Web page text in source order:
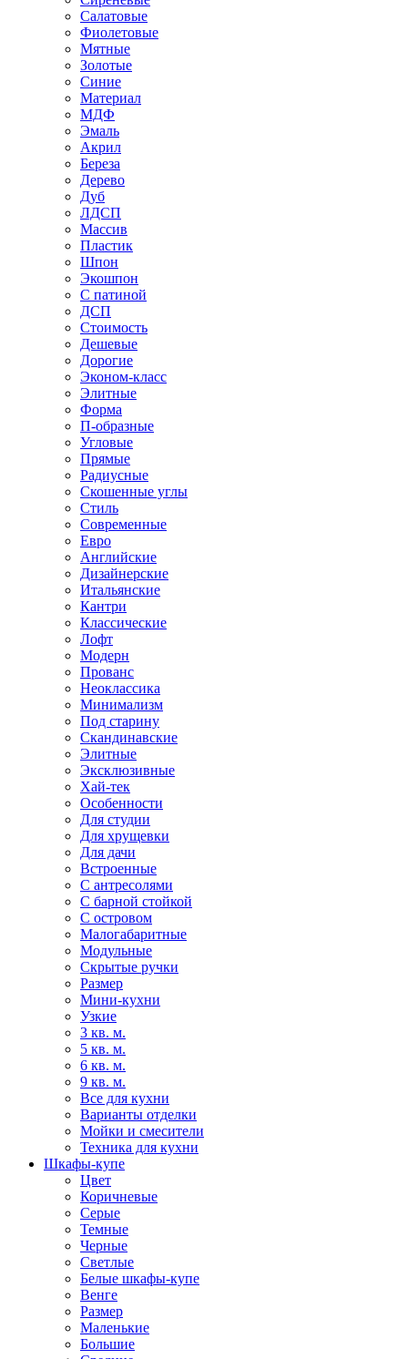
Салатовые
Фиолетовые
Мятные
Золотые
Синие
Материал
МДФ
Эмаль
Акрил
Береза
Дерево
Дуб
ЛДСП
Массив
Пластик
Шпон
Экошпон
С патиной
ДСП
Стоимость
Дешевые
Дорогие
Эконом-класс
Элитные
Форма
П-образные
Угловые
Прямые
Радиусные
Скошенные углы
Стиль
Современные
Евро
Английские
Дизайнерские
Итальянские
Кантри
Классические
Лофт
Модерн
Прованс
Неоклассика
Минимализм
Под старину
Скандинавские
Элитные
Эксклюзивные
Хай-тек
Особенности
Для студии
Для хрущевки
Для дачи
Встроенные
С антресолями
С барной стойкой
С островом
Малогабаритные
Модульные
Скрытые ручки
Размер
Мини-кухни
Узкие
3 кв. м.
5 кв. м.
6 кв. м.
9 кв. м.
Все для кухни
Варианты отделки
Мойки и смесители
Техника для кухни
Шкафы-купе
Цвет
Коричневые
Серые
Темные
Черные
Светлые
Белые шкафы-купе
Венге
Размер
Маленькие
Большие